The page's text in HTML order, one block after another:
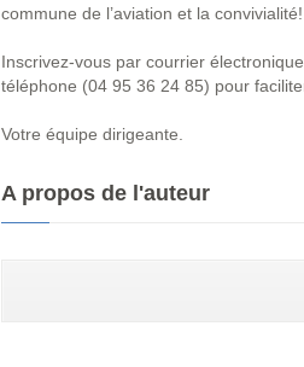
commune de l’aviation et la convivialité!
Inscrivez-vous par courrier
téléphone (04 95 36 24 85) pour
Votre équipe dirigeante.
A propos de l'auteur